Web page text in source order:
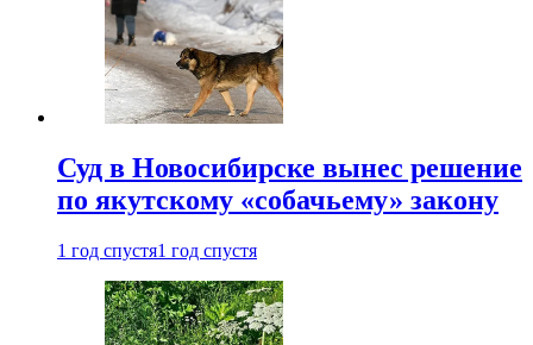
Суд в Новосибирске вынес решение
по якутскому «собачьему» закону
1 год спустя1 год спустя